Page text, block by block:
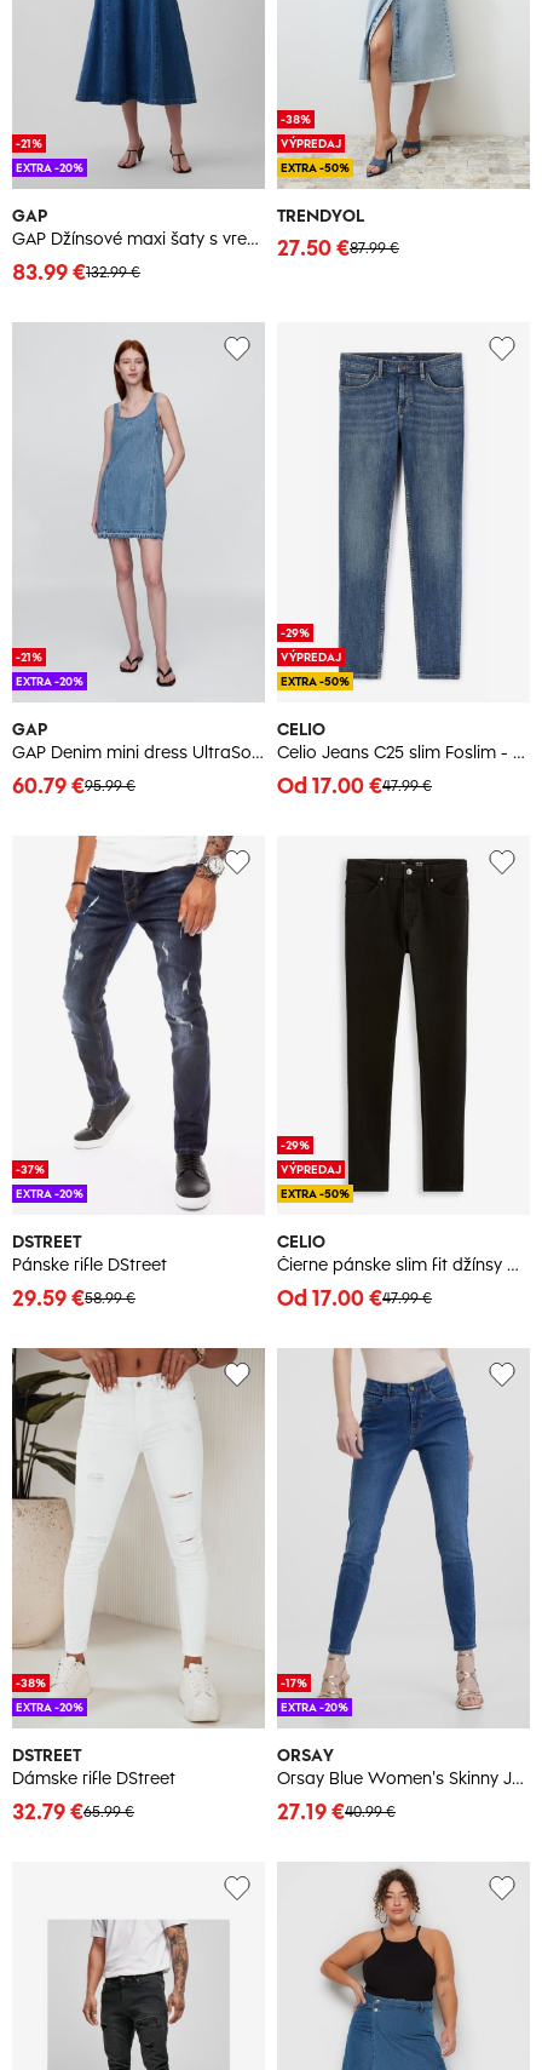
GAP
GAP Džínsové maxi šaty s vreckami
132.99 €
83.99 €
-21%
EXTRA -20%
TRENDYOL
87.99 €
27.50 €
-38%
VÝPREDAJ
EXTRA -50%
GAP
GAP Denim mini dress UltraSoft Americana - Women's
95.99 €
60.79 €
-21%
EXTRA -20%
CELIO
Celio Jeans C25 slim Foslim - Mens
47.99 €
Od 17.00 €
-29%
VÝPREDAJ
EXTRA -50%
DSTREET
Pánske rifle DStreet
58.99 €
29.59 €
-37%
EXTRA -20%
CELIO
Čierne pánske slim fit džínsy Celio Foslim
47.99 €
Od 17.00 €
-29%
VÝPREDAJ
EXTRA -50%
DSTREET
Dámske rifle DStreet
65.99 €
32.79 €
-38%
EXTRA -20%
ORSAY
Orsay Blue Women's Skinny Jeans - Women's
40.99 €
27.19 €
-17%
EXTRA -20%